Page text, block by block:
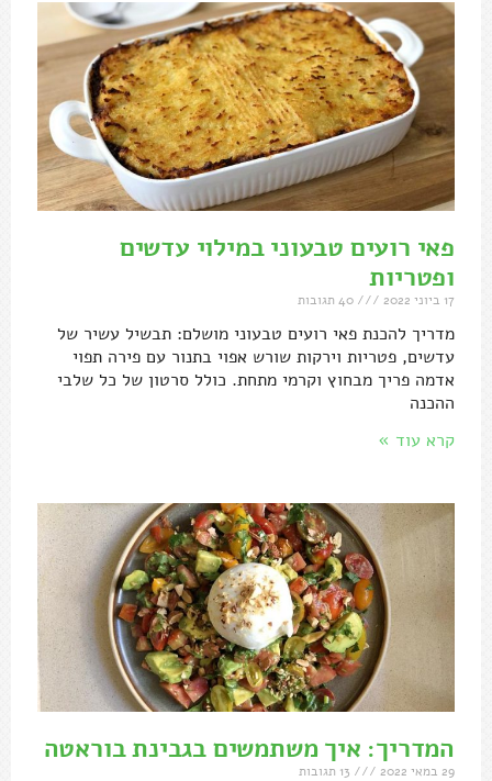
פאי רועים טבעוני במילוי עדשים
ופטריות
17 ביוני 2022
מדריך להכנת פאי רועים טבעוני מושלם: תבשיל עשיר של
עדשים, פטריות וירקות שורש אפוי בתנור עם פירה תפוי
אדמה פריך מבחוץ וקרמי מתחת. כולל סרטון של כל שלבי
ההכנה
קרא עוד »
המדריך: איך משתמשים בגבינת בוראטה
29 במאי 2022